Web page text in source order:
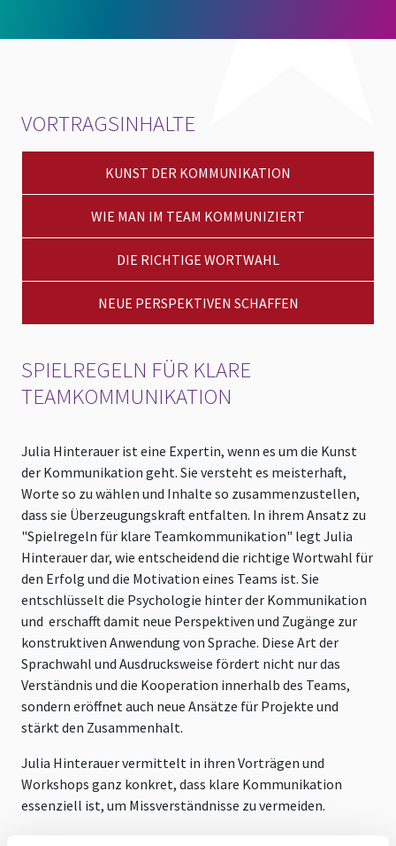
VORTRAGSINHALTE
KUNST DER KOMMUNIKATION
WIE MAN IM TEAM KOMMUNIZIERT
DIE RICHTIGE WORTWAHL
NEUE PERSPEKTIVEN SCHAFFEN
SPIELREGELN FÜR KLARE
TEAMKOMMUNIKATION
Julia Hinterauer ist eine Expertin, wenn es um die Kunst
der Kommunikation geht. Sie versteht es meisterhaft,
Worte so zu wählen und Inhalte so zusammenzustellen,
dass sie Überzeugungskraft entfalten. In ihrem Ansatz zu
"Spielregeln für klare Teamkommunikation" legt Julia
Hinterauer dar, wie entscheidend die richtige Wortwahl für
den Erfolg und die Motivation eines Teams ist. Sie
entschlüsselt die Psychologie hinter der Kommunikation
und erschafft damit neue Perspektiven und Zugänge zur
konstruktiven Anwendung von Sprache. Diese Art der
Sprachwahl und Ausdrucksweise fördert nicht nur das
Verständnis und die Kooperation innerhalb des Teams,
sondern eröffnet auch neue Ansätze für Projekte und
stärkt den Zusammenhalt.
Julia Hinterauer vermittelt in ihren Vorträgen und
Workshops ganz konkret, dass klare Kommunikation
essenziell ist, um Missverständnisse zu vermeiden.